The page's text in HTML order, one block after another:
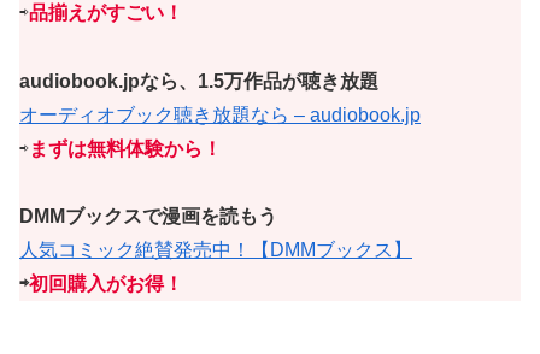
⇨品揃えがすごい！
audiobook.jpなら、1.5万作品が聴き放題
オーディオブック聴き放題なら – audiobook.jp
⇨まずは無料体験から！
DMMブックスで漫画を読もう
人気コミック絶賛発売中！【DMMブックス】
⇨初回購入がお得！